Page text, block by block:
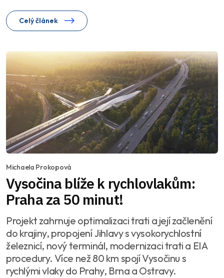
Celý článek
Michaela Prokopová
Vysočina blíže k rychlovlakům:
Praha za 50 minut!
Projekt zahrnuje optimalizaci trati a její začlenění
do krajiny, propojení Jihlavy s vysokorychlostní
železnicí, nový terminál, modernizaci trati a EIA
procedury. Více než 80 km spojí Vysočinu s
rychlými vlaky do Prahy, Brna a Ostravy.